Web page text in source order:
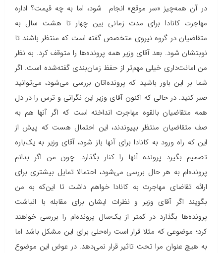
در آن همه‌چیز «سر موقع» انجام شود، اما به چه قیمت؟ اداره
مهاجرت کانادا برای مدت زمانی بین چهار تا هشت سال به
متقاضیان در گروه نیروی متخصص گفته ‌است که منتظر باشند تا
نوبتشان شود. بعد آقای وزیر همه پرونده‌ها را متوقف کرد. به نظر
من امانت‌داری خیلی مهم‌تر از حفظ زمان‌بندی گفته‌شده است. اگر
شما بر این باور باشید که پرونده‌اتان بررسی می‌شود، می‌توانید
صبر کنید. در حالی که اکنون آقای وزیر این نگرانی و ترس را در دل
همه متقاضیان بالقوه مهاجرت انداخته است که اگر آنها هم به
صف متقاضیان منتظر بپیوندند، این احتمال هست که پیش از
این که راه ورود به کانادا برای آنها باز شود، آقای وزیر به یک‌باره
تصمیم بگیرد پرونده‌ آنها را کنار بگذارد. چون من اگر بدانم
پرونده‌ام به هر حال بررسی می‌شود، احتمالا تمایل بیشتری برای
ارائه تقاضای مهاجرت به کانادا خواهم داشت تا این‌که به من
بگویند اگر آقای وزیر و نظرات ایشان برای مقابله با انباشت
پرونده‌ها بگذارد در کمتر از یک‌سال پرونده‌ام را بررسی خواهند
کرد؛ موضوعی که مثلا قرار است راه‌حلی برای این مشکل باشد اما
به هیچ عنوان مرا تحت تاثیر قرار نمی‌دهد. در عوض این موضوع